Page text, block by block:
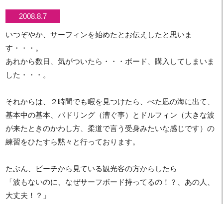
2008.8.7
いつぞやか、サーフィンを始めたとお伝えしたと思いま
す・・・。
あれから数日、気がついたら・・・ボード、購入してしまいま
した・・・。
それからは、２時間でも暇を見つけたら、べた凪の海に出て、
基本中の基本、パドリング（漕ぐ事）とドルフィン（大きな波
が来たときのかわし方、柔道で言う受身みたいな感じです）の
練習をひたすら黙々と行っております。
たぶん、ビーチから見ている観光客の方からしたら
「波もないのに、なぜサーフボード持ってるの！？、あの人、
大丈夫！？」